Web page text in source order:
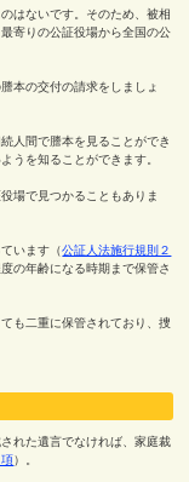
はないです。そのため、被相
寄りの公証役場から全国の公
本の交付の請求をしましょ
人間で謄本を見ることができ
うを知ることができます。
場で見つかることもありま
います（公証人法施行規則２
の年齢になる時期まで保管さ
も二重に保管されており、捜
れた遺言でなければ、家庭裁
）。